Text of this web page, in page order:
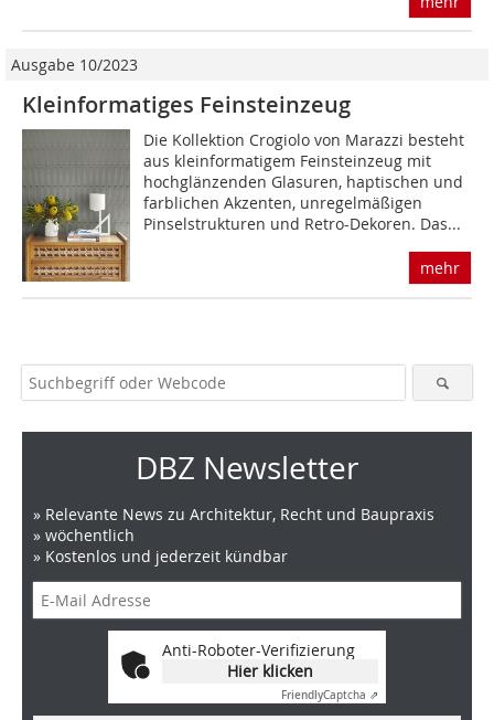
Ausgabe 10/2023
Kleinformatiges Feinsteinzeug
Die Kollektion Crogiolo von Marazzi besteht
aus kleinformatigem Feinsteinzeug mit
hochglänzenden Glasuren, haptischen und
farblichen Akzenten, unregelmäßigen
Pinselstrukturen und Retro-Dekoren. Das...
mehr
DBZ Newsletter
» Relevante News zu Architektur, Recht und Baupraxis
» wöchentlich
» Kostenlos und jederzeit kündbar
Anti-Roboter-Verifizierung
Hier klicken
FriendlyCaptcha ⇗